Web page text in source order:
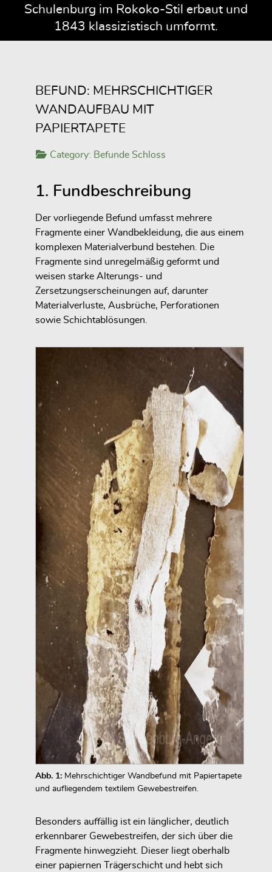
Schulenburg im Rokoko-Stil erbaut und
1843 klassizistisch umformt.
BEFUND: MEHRSCHICHTIGER
WANDAUFBAU MIT
PAPIERTAPETE
Category: Befunde Schloss
1. Fundbeschreibung
Der vorliegende Befund umfasst mehrere
Fragmente einer Wandbekleidung, die aus einem
komplexen Materialverbund bestehen. Die
Fragmente sind unregelmäßig geformt und
weisen starke Alterungs- und
Zersetzungserscheinungen auf, darunter
Materialverluste, Ausbrüche, Perforationen
sowie Schichtablösungen.
Abb. 1: Mehrschichtiger Wandbefund mit Papiertapete
und aufliegendem textilem Gewebestreifen.
Besonders auffällig ist ein länglicher, deutlich
erkennbarer Gewebestreifen, der sich über die
Fragmente hinwegzieht. Dieser liegt oberhalb
einer papiernen Trägerschicht und hebt sich